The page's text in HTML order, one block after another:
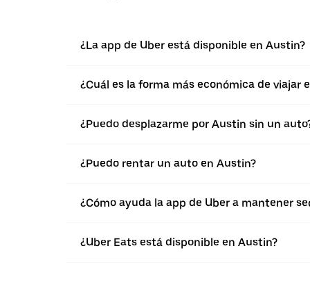
¿La app de Uber está disponible en Austin?
¿Cuál es la forma más económica de viajar
¿Puedo desplazarme por Austin sin un
¿Puedo rentar un auto en Austin?
¿Cómo ayuda la app de Uber a mantener
¿Uber Eats está disponible en Austin?